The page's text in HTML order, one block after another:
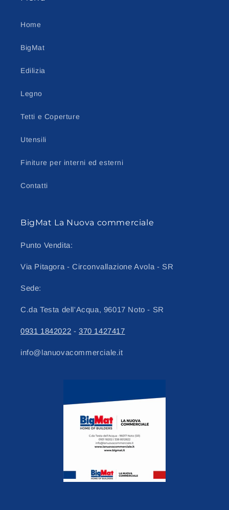
Home
BigMat
Edilizia
Legno
Tetti e Coperture
Utensili
Finiture per interni ed esterni
Contatti
BigMat La Nuova commerciale
Punto Vendita:
Via Pitagora - Circonvallazione Avola - SR
Sede:
C.da Testa dell'Acqua, 96017 Noto - SR
0931 1842022 -370 1427417
info@lanuovacommerciale.it